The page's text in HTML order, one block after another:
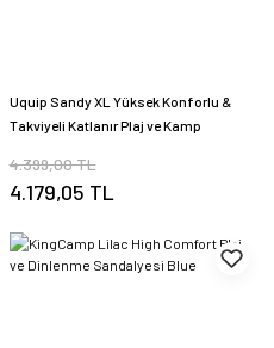
Uquip Sandy XL Yüksek Konforlu &
Takviyeli Katlanır Plaj ve Kamp
4.399,00 TL
4.179,05 TL